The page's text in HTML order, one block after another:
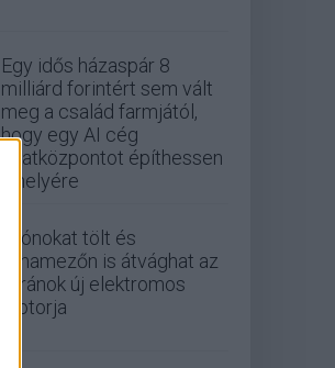
Egy idős házaspár 8
milliárd forintért sem vált
meg a család farmjától,
hogy egy AI cég
adatközpontot építhessen
a helyére
Drónokat tölt és
aknamezőn is átvághat az
ukránok új elektromos
motorja